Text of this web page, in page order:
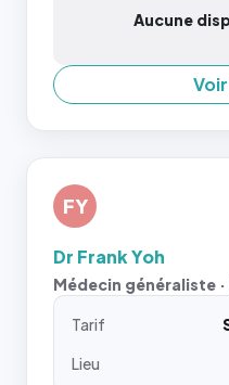
Aucune
FY
Dr Frank Yoh
Médecin généraliste ·
Tarif
Lieu